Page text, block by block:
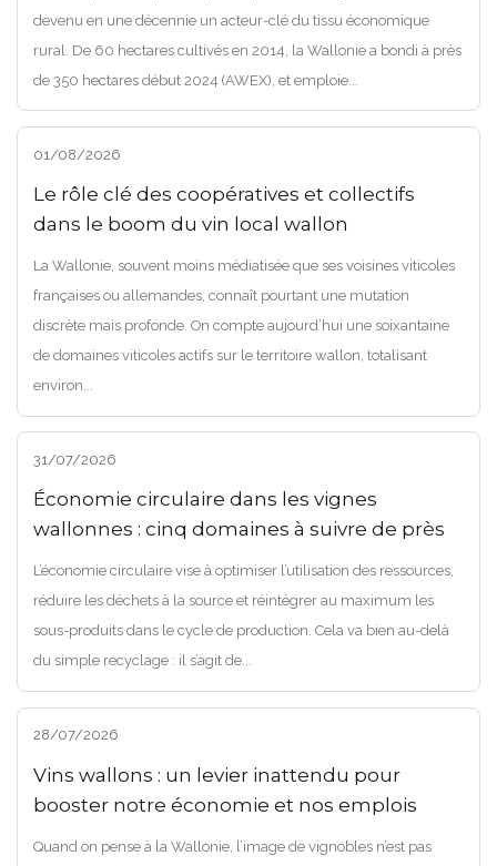
devenu en une décennie un acteur-clé du tissu économique
rural. De 60 hectares cultivés en 2014, la Wallonie a bondi à près
de 350 hectares début 2024 (AWEX), et emploie...
01/08/2026
Le rôle clé des coopératives et collectifs
dans le boom du vin local wallon
La Wallonie, souvent moins médiatisée que ses voisines viticoles
françaises ou allemandes, connaît pourtant une mutation
discrète mais profonde. On compte aujourd’hui une soixantaine
de domaines viticoles actifs sur le territoire wallon, totalisant
environ...
31/07/2026
Économie circulaire dans les vignes
wallonnes : cinq domaines à suivre de près
L’économie circulaire vise à optimiser l’utilisation des ressources,
réduire les déchets à la source et réintégrer au maximum les
sous-produits dans le cycle de production. Cela va bien au-delà
du simple recyclage : il s’agit de...
28/07/2026
Vins wallons : un levier inattendu pour
booster notre économie et nos emplois
Quand on pense à la Wallonie, l’image de vignobles n’est pas